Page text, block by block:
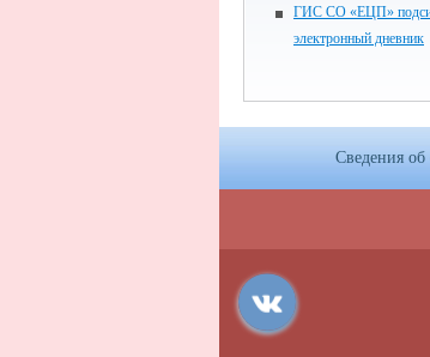
ГИС СО «ЕЦП»
электронный дневник
Сведения об